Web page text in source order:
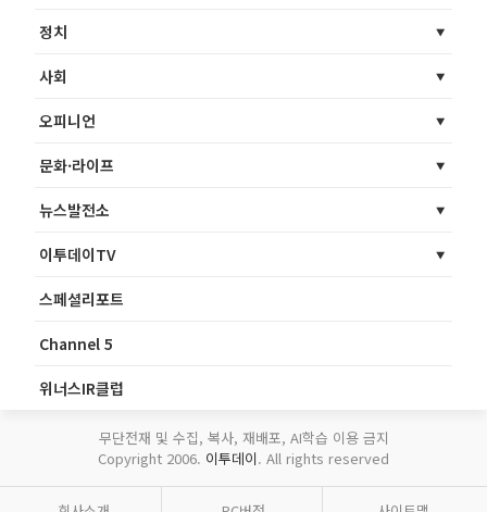
정치
사회
오피니언
문화·라이프
뉴스발전소
이투데이TV
스페셜리포트
Channel 5
위너스IR클럽
무단전재 및 수집, 복사, 재배포, AI학습 이용 금지
Copyright 2006. 이투데이. All rights reserved